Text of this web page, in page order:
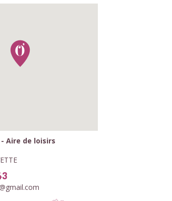
Aire de loisirs